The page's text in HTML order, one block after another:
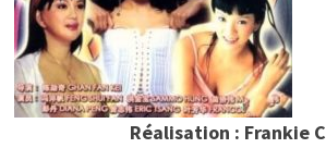
Réalisation : Frankie